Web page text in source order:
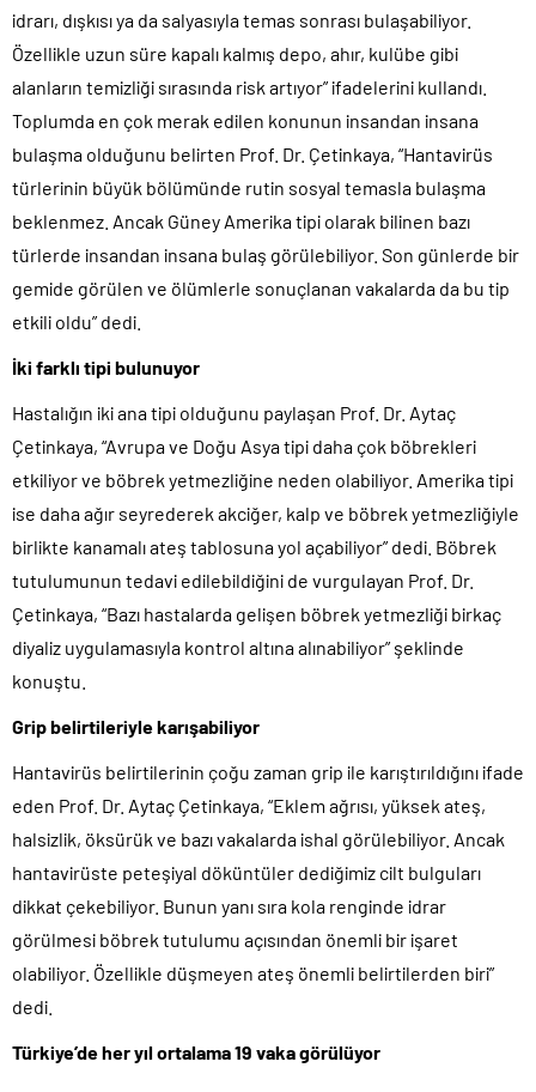
idrarı, dışkısı ya da salyasıyla temas sonrası bulaşabiliyor.
Özellikle uzun süre kapalı kalmış depo, ahır, kulübe gibi
alanların temizliği sırasında risk artıyor” ifadelerini kullandı.
Toplumda en çok merak edilen konunun insandan insana
bulaşma olduğunu belirten Prof. Dr. Çetinkaya, “Hantavirüs
türlerinin büyük bölümünde rutin sosyal temasla bulaşma
beklenmez. Ancak Güney Amerika tipi olarak bilinen bazı
türlerde insandan insana bulaş görülebiliyor. Son günlerde bir
gemide görülen ve ölümlerle sonuçlanan vakalarda da bu tip
etkili oldu” dedi.
İki farklı tipi bulunuyor
Hastalığın iki ana tipi olduğunu paylaşan Prof. Dr. Aytaç
Çetinkaya, “Avrupa ve Doğu Asya tipi daha çok böbrekleri
etkiliyor ve böbrek yetmezliğine neden olabiliyor. Amerika tipi
ise daha ağır seyrederek akciğer, kalp ve böbrek yetmezliğiyle
birlikte kanamalı ateş tablosuna yol açabiliyor” dedi. Böbrek
tutulumunun tedavi edilebildiğini de vurgulayan Prof. Dr.
Çetinkaya, “Bazı hastalarda gelişen böbrek yetmezliği birkaç
diyaliz uygulamasıyla kontrol altına alınabiliyor” şeklinde
konuştu.
Grip belirtileriyle karışabiliyor
Hantavirüs belirtilerinin çoğu zaman grip ile karıştırıldığını ifade
eden Prof. Dr. Aytaç Çetinkaya, “Eklem ağrısı, yüksek ateş,
halsizlik, öksürük ve bazı vakalarda ishal görülebiliyor. Ancak
hantavirüste peteşiyal döküntüler dediğimiz cilt bulguları
dikkat çekebiliyor. Bunun yanı sıra kola renginde idrar
görülmesi böbrek tutulumu açısından önemli bir işaret
olabiliyor. Özellikle düşmeyen ateş önemli belirtilerden biri”
dedi.
Türkiye’de her yıl ortalama 19 vaka görülüyor